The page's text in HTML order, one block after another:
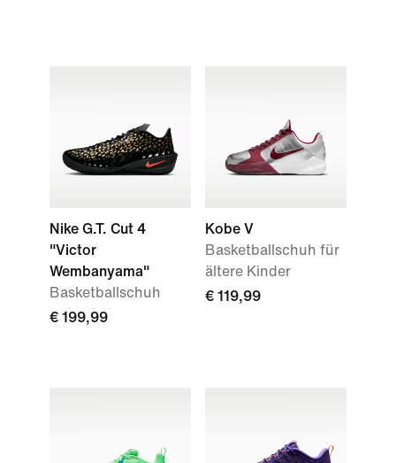
Nike G.T. Cut 4
"Victor
Wembanyama"
Basketballschuh
€ 199,99
Kobe V
Basketballschuh für
ältere Kinder
€ 119,99